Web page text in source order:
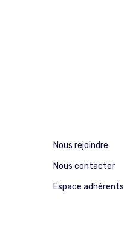
Nous rejoindre
Nous contacter
Espace adhérents